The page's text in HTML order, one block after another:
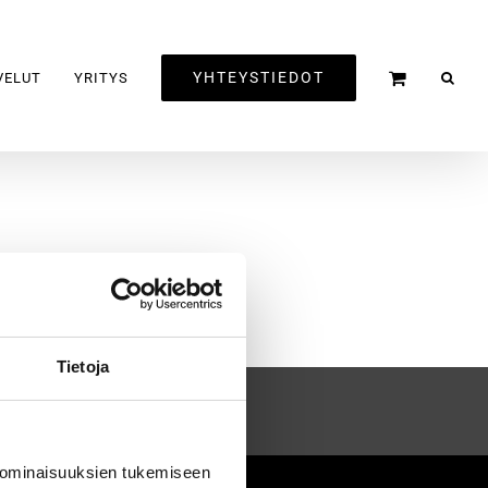
Tietoja
tukemiseen
YRITYS YHTEYSTIEDOT